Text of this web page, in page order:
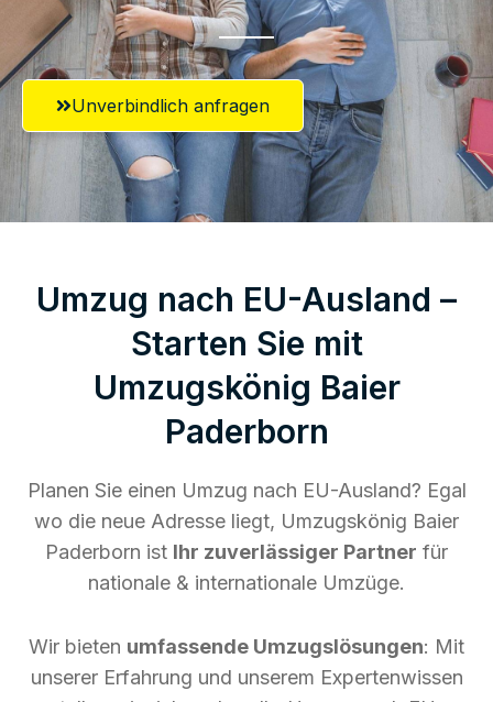
Unverbindlich anfragen
Umzug nach EU-Ausland –
Starten Sie mit
Umzugskönig Baier
Paderborn
Planen Sie einen Umzug nach EU-Ausland? Egal
wo die neue Adresse liegt, Umzugskönig Baier
Paderborn ist Ihr zuverlässiger Partner für
nationale & internationale Umzüge.
Wir bieten umfassende Umzugslösungen: Mit
unserer Erfahrung und unserem Expertenwissen